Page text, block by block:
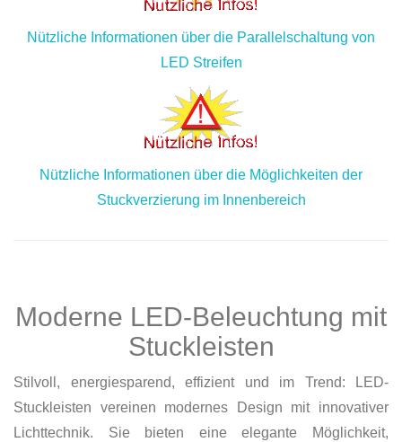
Nützliche Informationen über die Parallelschaltung von
LED Streifen
Nützliche Informationen über die Möglichkeiten der
Stuckverzierung im Innenbereich
Moderne LED-Beleuchtung mit
Stuckleisten
Stilvoll, energiesparend, effizient und im Trend: LED-
Stuckleisten vereinen modernes Design mit innovativer
Lichttechnik. Sie bieten eine elegante Möglichkeit,